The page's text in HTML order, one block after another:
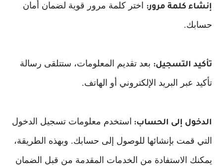
إنشاء كلمة مرور:
اختر كلمة مرور قوية لضمان أمان
حسابك.
تأكيد التسجيل: بعد تقديم المعلومات، ستتلقى رسالة
تأكيد عبر البريد الإلكتروني أو الهاتف.
الدخول إلى الحساب:
استخدم معلومات تسجيل الدخول
التي قمت بإنشائها للوصول إلى حسابك. وبهذه الطريقة،
يمكنك الاستفادة من الخدمات المقدمة من قبل الضمان